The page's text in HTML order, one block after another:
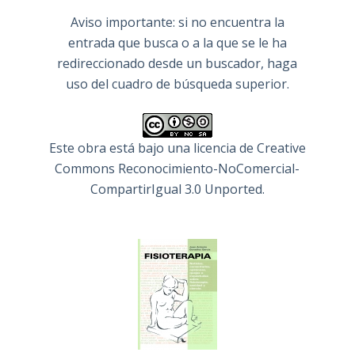
Aviso importante: si no encuentra la
entrada que busca o a la que se le ha
redireccionado desde un buscador, haga
uso del cuadro de búsqueda superior.
Este obra está bajo una licencia de Creative
Commons Reconocimiento-NoComercial-
CompartirIgual 3.0 Unported.